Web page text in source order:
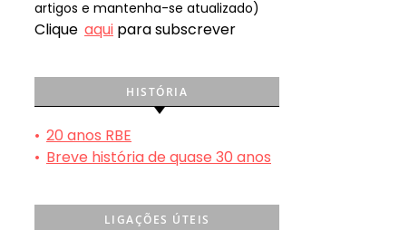
artigos e mantenha-se atualizado)
Clique aqui para subscrever
HISTÓRIA
• 20 anos RBE
• Breve história de quase 30 anos
LIGAÇÕES ÚTEIS